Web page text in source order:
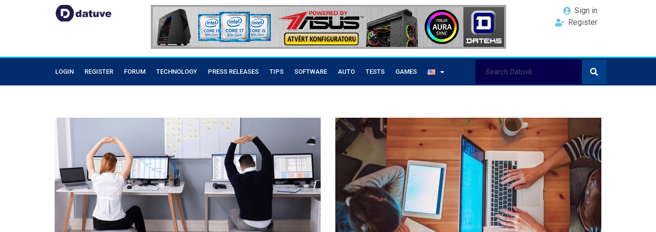
Sign in
Register
LOGIN REGISTER FORUM TECHNOLOGY PRESS RELEASES TIPS SOFTWARE AUTO TESTS GAMES